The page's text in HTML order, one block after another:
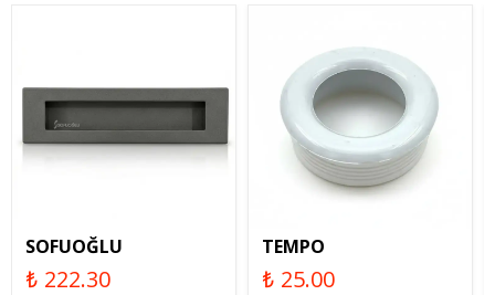
SOFUOĞLU
₺ 222.30
TEMPO
₺ 25.00